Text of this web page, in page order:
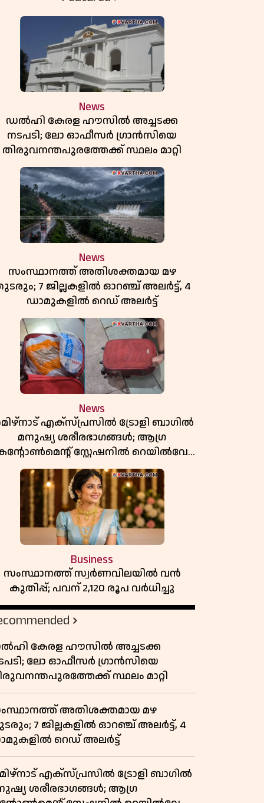
News
ഡൽഹി കേരള ഹൗസിൽ അച്ചടക്ക
നടപടി; ലോ ഓഫീസർ ഗ്രാൻസിയെ
തിരുവനന്തപുരത്തേക്ക് സ്ഥലം മാറ്റി
News
സംസ്ഥാനത്ത് അതിശക്തമായ മഴ
7 ജില്ലകളിൽ ഓറഞ്ച് അലർട്ട്, 4
ഡാമുകളിൽ റെഡ് അലർട്ട്
News
എക്സ്പ്രസിൽ ട്രോളി ബാഗിൽ
മനുഷ്യ ശരീരഭാഗങ്ങൾ; ആഗ്ര
സ്റ്റേഷനിൽ റെയിൽവേ
പൊലീസ് പരിശോധന
Business
സംസ്ഥാനത്ത് സ്വര്‍ണവിലയില്‍ വന്‍
കുതിപ്പ്; പവന് 2,120 രൂപ വര്‍ധിച്ചു
കേരള ഹൗസിൽ അച്ചടക്ക
ലോ ഓഫീസർ ഗ്രാൻസിയെ
സ്ഥലം മാറ്റി
അതിശക്തമായ മഴ
7 ജില്ലകളിൽ ഓറഞ്ച് അലർട്ട്, 4
റെഡ് അലർട്ട്
എക്സ്പ്രസിൽ ട്രോളി ബാഗിൽ
ശരീരഭാഗങ്ങൾ; ആഗ്ര